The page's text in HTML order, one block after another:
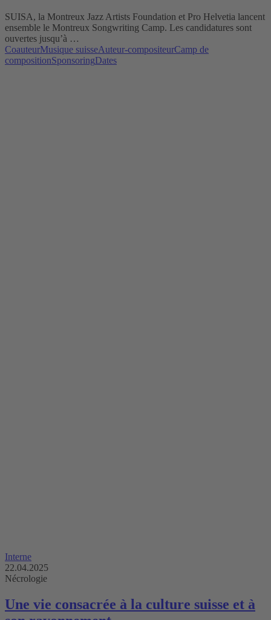
SUISA, la Montreux Jazz Artists Foundation et Pro Helvetia lancent
ensemble le Montreux Songwriting Camp. Les candidatures sont
ouvertes jusqu’à …
CoauteurMusique suisseAuteur-compositeurCamp de
compositionSponsoringDates
Interne
22.04.2025
Nécrologie
Une vie consacrée à la culture suisse et à